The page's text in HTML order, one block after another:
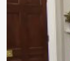
para
este
viernes
29
abril